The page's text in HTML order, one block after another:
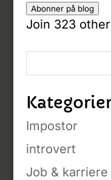
Abonner på blog
Join 323
Impostor
introvert
Job & karriere